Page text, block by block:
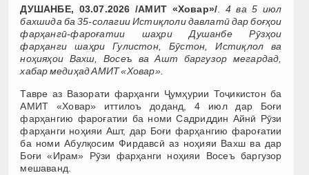
ДУШАНБЕ, 03.07.2026 /АМИТ «Ховар»/
4 ва 5 июл
бахшида ба 35-солагии Истиқлоли давлатӣ дар боғҳои
фарҳангӣ-фароғатии шаҳри Душанбе Рӯзҳои
фарҳанги шаҳри Гулистон, Бӯстон, Истиқлол ва
ноҳияҳои Вахш, Восеъ ва Ашт баргузор мегардад,
хабар медиҳад АМИТ «Ховар».
Тавре аз Вазорати фарҳанги Ҷумҳурии Тоҷикистон ба
АМИТ «Ховар» иттилоъ доданд, 4 июл дар Боғи
фарҳангию фароғатии ба номи Садриддин Айнӣ Рӯзи
фарҳанги ноҳияи Ашт, дар Боғи фарҳангию фароғатии
ба номи Абулқосим Фирдавсӣ аз ноҳияи Вахш ва дар
Боғи «Ирам» Рӯзи фарҳанги ноҳияи Восеъ баргузор
мешаванд.